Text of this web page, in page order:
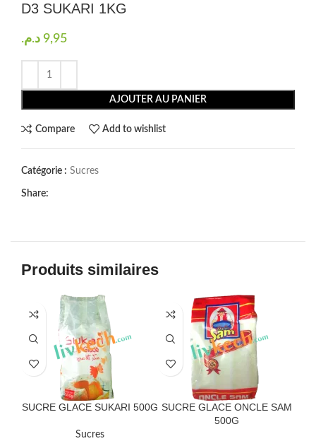
D3 SUKARI 1KG
9,95 د.م.
AJOUTER AU PANIER
Compare Add to wishlist
Catégorie : Sucres
Share:
Produits similaires
SUCRE GLACE SUKARI 500G
Sucres
SUCRE GLACE ONCLE SAM
500G